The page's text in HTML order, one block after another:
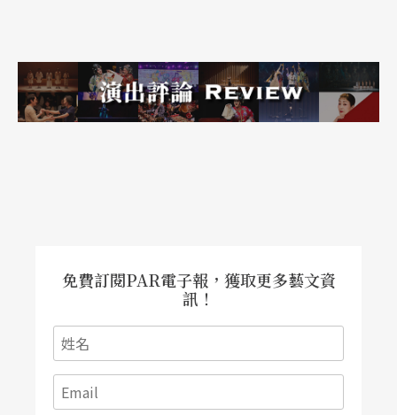
免費訂閱PAR電子報，獲取更多藝文資
訊！